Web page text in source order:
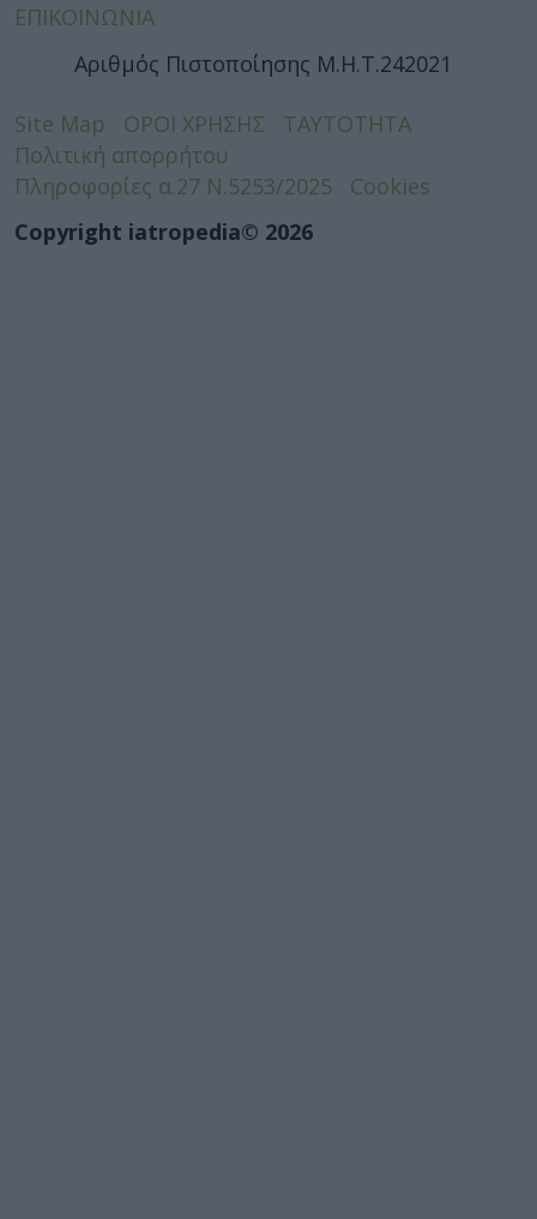
ΕΠΙΚΟΙΝΩΝΙΑ
Αριθμός Πιστοποίησης Μ.Η.Τ.242021
Site Map ΟΡΟΙ ΧΡΗΣΗΣ
ΤΑΥΤΟΤΗΤΑ
Πολιτική απορρήτου
Πληροφορίες α.27 Ν.5253/2025
Cookies
Copyright iatropedia© 2026